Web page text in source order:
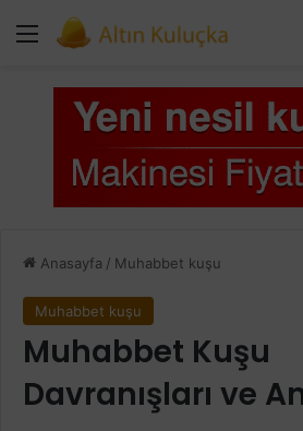
Menü
Anasayfa / Muhabbet kuşu
Muhabbet kuşu
Muhabbet Kuşu
Davranışları ve